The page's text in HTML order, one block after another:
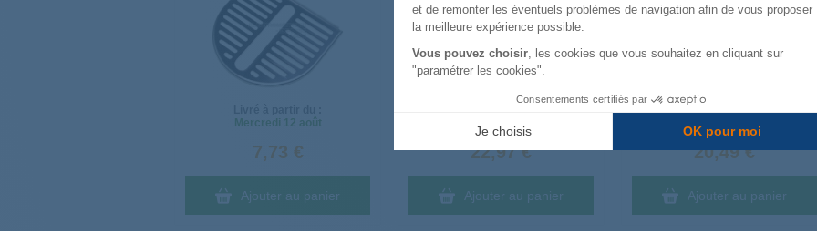
et de remonter les éventuels problèmes de navigation afin de vous proposer
la meilleure expérience possible.
Vous pouvez choisir , les cookies que vous souhaitez en cliquant sur
"paramétrer les cookies".
Consentements certifiés par
Je choisis OK pour moi
Mercredi
12 août
7,73 €
Ajouter au panier
22,97 €
Ajouter au panier
Livré à partir du :
20,49 €
Ajouter au panier